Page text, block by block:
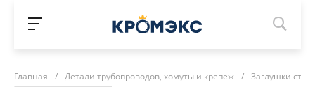
Главная / Детали трубопроводов, хомуты и крепеж / Заглушки